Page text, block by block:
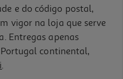
e do código postal,
vigor na loja que serve
Entregas apenas
continental,
.